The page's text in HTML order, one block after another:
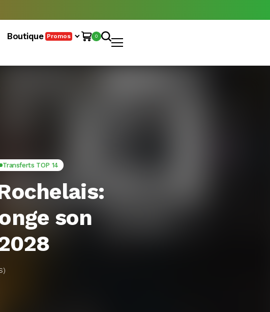
Boutique Promos 0
Transferts TOP 14
son